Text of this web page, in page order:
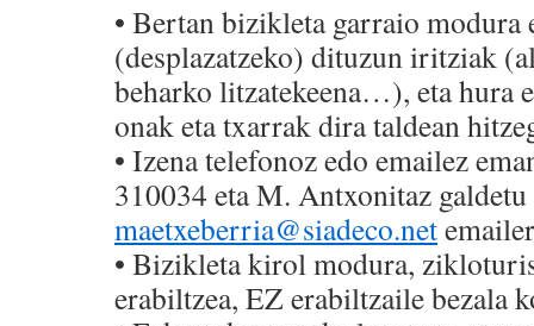
• Bertan bizikleta garraio modura
(desplazatzeko) dituzun iritziak
beharko litzatekeena…), eta hura
onak eta txarrak dira taldean
• Izena telefonoz edo emailez
310034 eta M. Antxonitaz galdetu
maetxeberria@siadeco.net
• Bizikleta kirol modura,
erabiltzea, EZ erabiltzaile bezala